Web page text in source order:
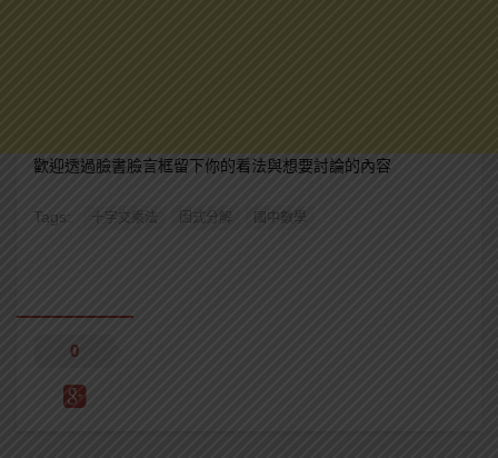
歡迎透過臉書臉言框留下你的看法與想要討論的內容
Tags: 十字交乘法 因式分解 國中數學
0